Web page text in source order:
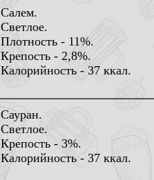
Салем.
Светлое.
Плотность - 11%.
Крепость - 2,8%.
Калорийность - 37 ккал.
Сауран.
Светлое.
Крепость - 3%.
Калорийность - 37 ккал.